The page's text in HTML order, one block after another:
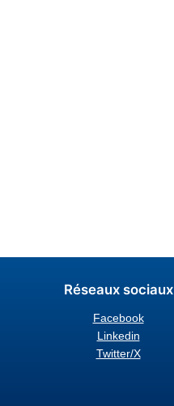
Réseaux sociaux
Facebook
Linkedin
Twitter/X